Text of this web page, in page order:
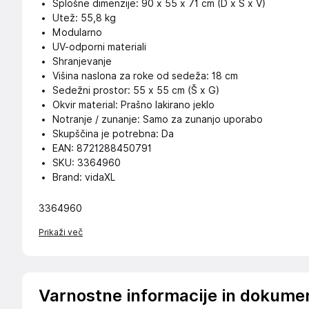
Splošne dimenzije: 90 x 55 x 71 cm (D x Š x V)
Utež: 55,8 kg
Modularno
UV-odporni materiali
Shranjevanje
Višina naslona za roke od sedeža: 18 cm
Sedežni prostor: 55 x 55 cm (Š x G)
Okvir material: Prašno lakirano jeklo
Notranje / zunanje: Samo za zunanjo uporabo
Skupščina je potrebna: Da
EAN: 8721288450791
SKU: 3364960
Brand: vidaXL
3364960
Prikaži več
Varnostne informacije in